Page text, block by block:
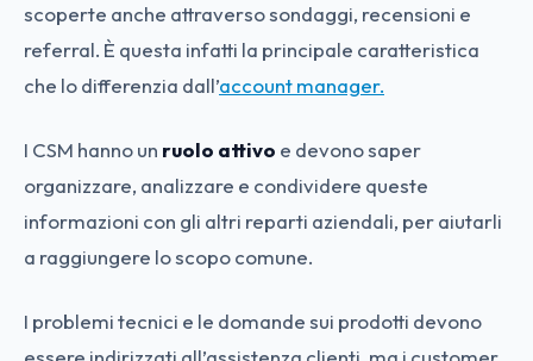
scoperte anche attraverso sondaggi, recensioni e
referral. È questa infatti la principale caratteristica
che lo differenzia dall’account manager.
I CSM hanno un ruolo attivo e devono saper
organizzare, analizzare e condividere queste
informazioni con gli altri reparti aziendali, per aiutarli
a raggiungere lo scopo comune.
I problemi tecnici e le domande sui prodotti devono